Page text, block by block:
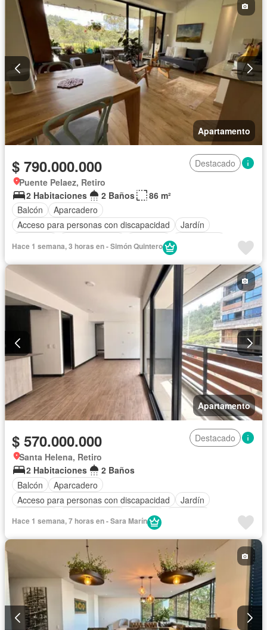
Apartamento
$ 790.000.000
Destacado
Puente Pelaez, Retiro
2 Habitaciones
2 Baños
86 m²
Balcón
Aparcadero
Acceso para personas con discapacidad
Jardín
Ascensor
Seguridad privada
Hace 1 semana, 3 horas en - Simón Quintero
Apartamento
$ 570.000.000
Destacado
Santa Helena, Retiro
2 Habitaciones
2 Baños
Balcón
Aparcadero
Acceso para personas con discapacidad
Jardín
Jacuzzi
Seguridad privada Agua
Hace 1 semana, 7 horas en - Sara Marín